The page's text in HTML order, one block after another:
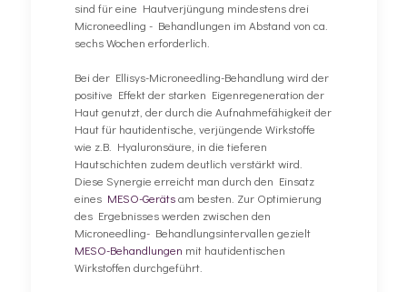
sind für eine Hautverjüngung mindestens drei
Microneedling - Behandlungen im Abstand von ca.
sechs Wochen erforderlich.
Bei der Ellisys-Microneedling-Behandlung wird der
positive Effekt der starken Eigenregeneration der
Haut genutzt, der durch die Aufnahmefähigkeit der
Haut für hautidentische, verjüngende Wirkstoffe
wie z.B. Hyaluronsäure, in die tieferen
Hautschichten zudem deutlich verstärkt wird.
Diese Synergie erreicht man durch den Einsatz
eines MESO-Gerätsam besten. Zur Optimierung
des Ergebnisses werden zwischen den
Microneedling- Behandlungsintervallen gezielt
MESO-Behandlungen mit hautidentischen
Wirkstoffen durchgeführt.